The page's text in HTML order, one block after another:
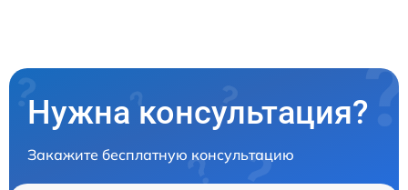
Нужна консультация?
Закажите бесплатную консультацию